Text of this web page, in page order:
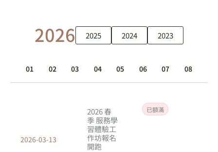
2026 2025 2024 2023
01 02 03 04 05 06 07 08
2026-03-13
2026 春
季 服務學
習體驗工
作坊報名
開跑
已額滿
面